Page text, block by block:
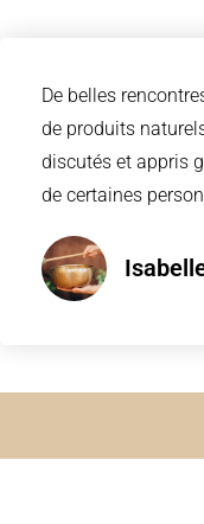
De belles
de produits
discutés et appris
de certaines